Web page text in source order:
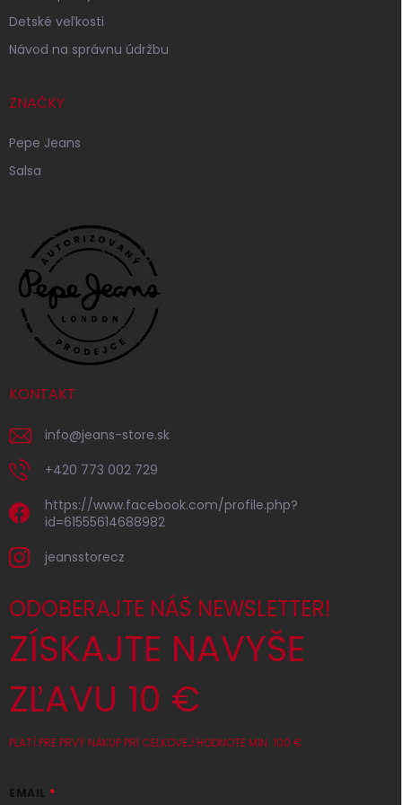
Detské veľkosti
Návod na správnu údržbu
ZNAČKY
Pepe Jeans
Salsa
KONTAKT
info@jeans-store.sk
+420 773 002 729
https://www.facebook.com/profile.php?
id=61555614688982
jeansstorecz
ODOBERAJTE NÁŠ NEWSLETTER!
ZÍSKAJTE NAVYŠE
ZĽAVU 10 €
PLATÍ PRE PRVÝ NÁKUP PRI CELKOVEJ HODNOTE MIN. 100 €
EMAIL